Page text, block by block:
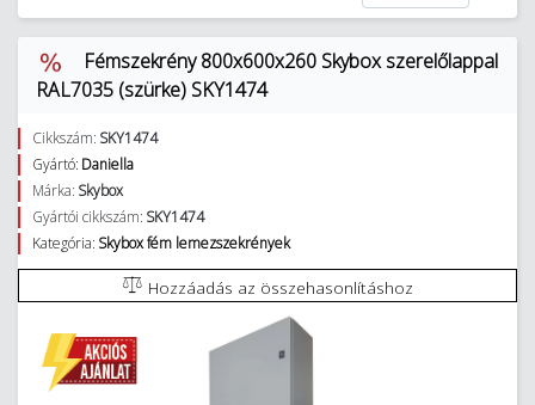
Fémszekrény 800x600x260 Skybox szerelőlappal
RAL7035 (szürke) SKY1474
Cikkszám: SKY1474
Gyártó: Daniella
Márka: Skybox
Gyártói cikkszám: SKY1474
Kategória: Skybox fém lemezszekrények
Hozzáadás az összehasonlításhoz